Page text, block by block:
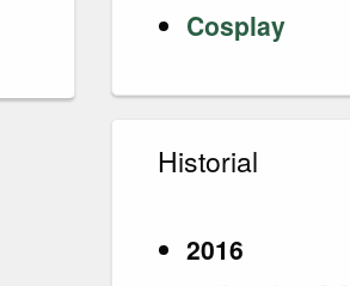
Cosplay
Historial
2016